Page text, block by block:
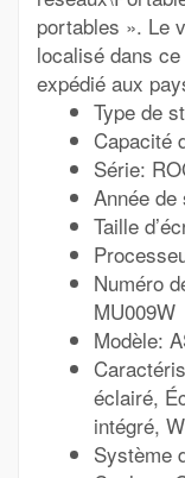
portables ». Le
localisé dans
expédié aux
Type de
Capacité
Série:
Année
Taille
Numéro
MU009W
Modèle:
éclairé,
intégré,
Système